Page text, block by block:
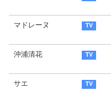
マドレーヌ
沖浦清花
サエ